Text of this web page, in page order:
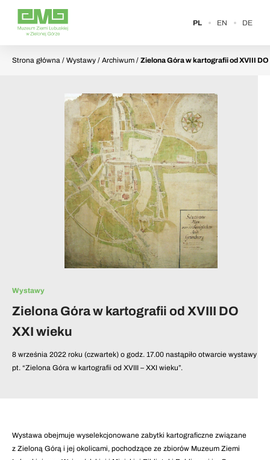
PL EN DE
Strona główna / Wystawy / Archiwum / Zielona Góra w kartografii od XVIII
Wystawy
Zielona Góra w kartografii od XVIII DO
XXI wieku
8 września 2022 roku (czwartek) o godz. 17.00 nastąpiło otwarcie wystawy
pt. “Zielona Góra w kartografii od XVIII – XXI wieku”.
Wystawa obejmuje wyselekcjonowane zabytki kartograficzne związane
z Zieloną Górą i jej okolicami, pochodzące ze zbiorów Muzeum Ziemi